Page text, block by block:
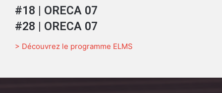
#18 | ORECA 07
#28 | ORECA 07
> Découvrez le programme ELMS